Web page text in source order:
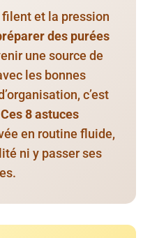
et la pression
des purées
une source de
les bonnes
c’est
Ces 8 astuces
en routine fluide,
ni y passer ses